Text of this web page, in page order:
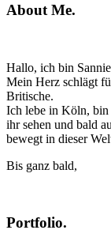
About Me.
Hallo, ich bin
Mein Herz schlägt
Britische.
Ich lebe in Köln,
ihr sehen und bald
bewegt in dieser
Bis ganz bald,
Portfolio.